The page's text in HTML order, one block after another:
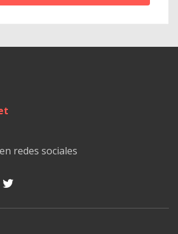
redes sociales